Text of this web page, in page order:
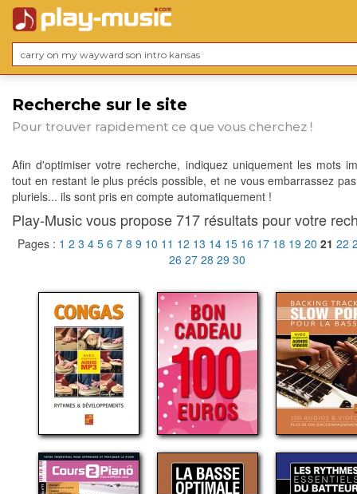
Recherche sur le site
Pour trouver rapidement ce que vous cherchez !
Afin d'optimiser votre recherche, indiquez uniquement les mots
tout en restant le plus précis possible, et ne vous embarrassez
pluriels... ils sont pris en compte automatiquement !
Play-Music vous propose 717 résultats pour votre
Pages : 1 2 3 4 5 6 7 8 9 10 11 12 13 14 15 16 17 18 19 20 21 22
26 27 28 29 30